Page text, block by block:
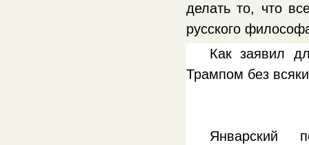
делать то, что
русского
Как заявил
Трампом без
Январский